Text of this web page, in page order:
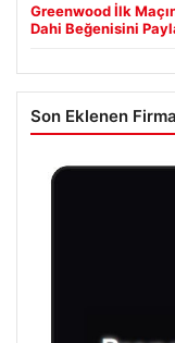
Greenwood İlk
Dahi Beğenisini
Son Eklenen